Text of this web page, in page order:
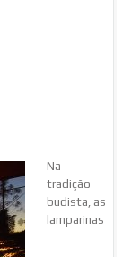
Na
tradição
budista, as
lamparinas